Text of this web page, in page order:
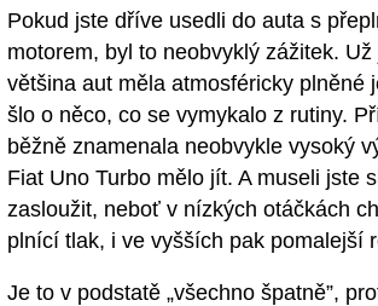
Pokud jste dříve usedli do auta s
motorem, byl to neobvyklý zážitek.
většina aut měla atmosféricky plněné
šlo o něco, co se vymykalo z rutiny.
běžně znamenala neobvykle vysoký
Fiat Uno Turbo mělo jít. A museli jste
zasloužit, neboť v nízkých otáčkách
plnící tlak, i ve vyšších pak pomalejší
Je to v podstatě „všechno špatně”,